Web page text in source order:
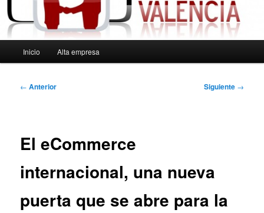
principal
Inicio Alta empresa
Navegación
← Anterior Siguiente →
El eCommerce
internacional, una nueva
puerta que se abre para la